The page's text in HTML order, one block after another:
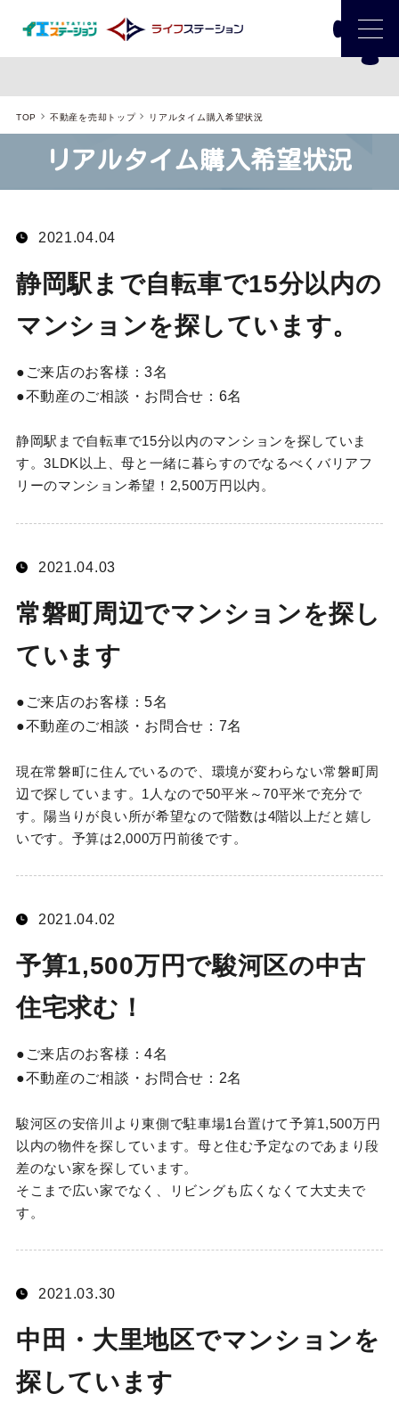
TOP 不動産を売却トップ リアルタイム購入希望状況
リアルタイム購入希望状況
2021.04.04
静岡駅まで自転車で15分以内の
マンションを探しています。
ご来店のお客様：3名
不動産のご相談・お問合せ： 6名
静岡駅まで自転車で15分以内のマンションを探していま
す。3LDK以上、母と一緒に暮らすのでなるべくバリアフ
リーのマンション希望！2,500万円以内。
2021.04.03
常磐町周辺でマンションを探し
ています
ご来店のお客様：5名
不動産のご相談・お問合せ： 7名
現在常磐町に住んでいるので、環境が変わらない常磐町周
辺で探しています。1人なので50平米～70平米で充分で
す。陽当りが良い所が希望なので階数は4階以上だと嬉し
いです。予算は2,000万円前後です。
2021.04.02
予算1,500万円で駿河区の中古
住宅求む！
ご来店のお客様：4名
不動産のご相談・お問合せ： 2名
駿河区の安倍川より東側で駐車場1台置けて予算1,500万円
以内の物件を探しています。母と住む予定なのであまり段
差のない家を探しています。
そこまで広い家でなく、リビングも広くなくて大丈夫で
す。
2021.03.30
中田・大里地区でマンションを
探しています